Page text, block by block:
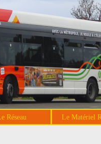
Réseau Le Matériel